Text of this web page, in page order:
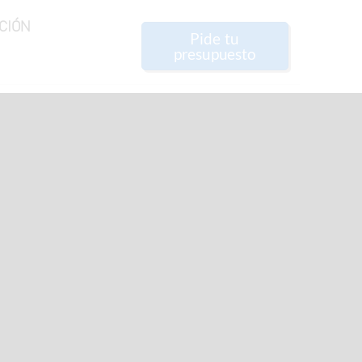
Pide tu
presupuesto